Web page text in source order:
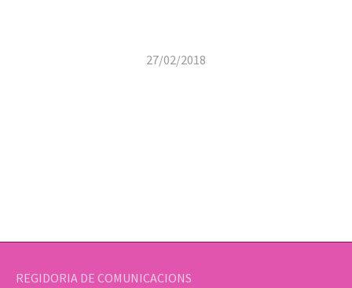
27/02/2018
REGIDORIA DE COMUNICACIONS